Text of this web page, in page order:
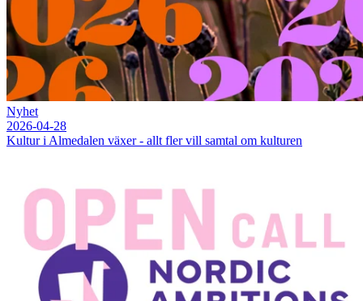
Nyhet
2026-04-28
Kultur i Almedalen växer - allt fler vill samtal om kulturen